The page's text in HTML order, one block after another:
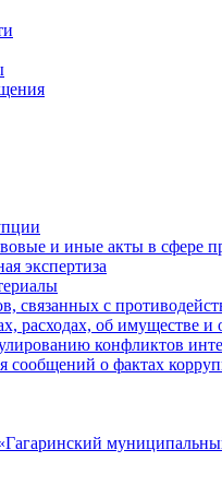
и иные акты в сфере
экспертиза
связанных с
расходах, об имуществе и
конфликтов
сообщений о фактах